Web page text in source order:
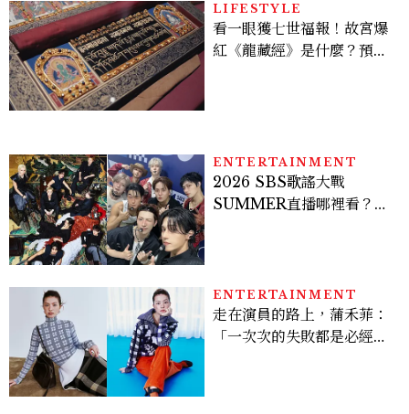
LIFESTYLE
看一眼獲七世福報！故宮爆
紅《龍藏經》是什麼？預約
ENTERTAINMENT
2026 SBS歌謠大戰
SUMMER直播哪裡看？
ENTERTAINMENT
走在演員的路上，蒲禾菲：
「一次次的失敗都是必經過